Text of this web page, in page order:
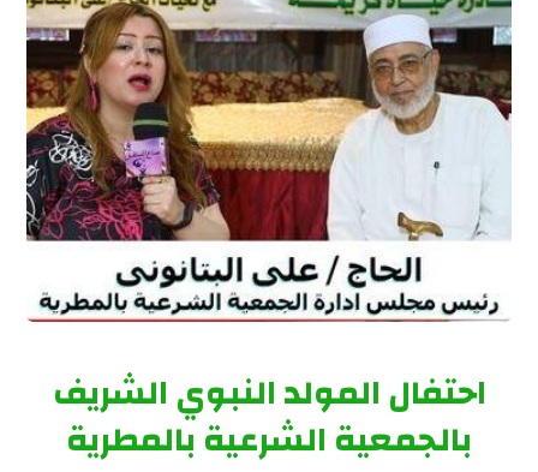
احتفال المولد النبوي الشريف
بالجمعية الشرعية بالمطرية